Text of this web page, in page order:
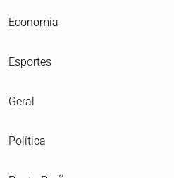
Economia
Esportes
Geral
Política